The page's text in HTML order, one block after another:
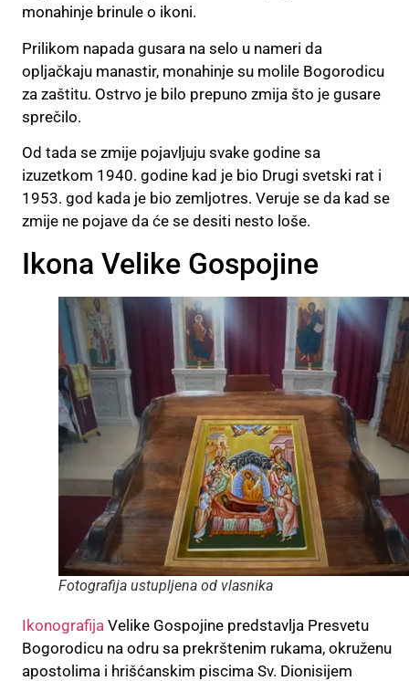
monahinje brinule o ikoni.
Prilikom napada gusara na selo u nameri da
opljačkaju manastir, monahinje su molile Bogorodicu
za zaštitu. Ostrvo je bilo prepuno zmija što je gusare
sprečilo.
Od tada se zmije pojavljuju svake godine sa
izuzetkom 1940. godine kad je bio Drugi svetski rat i
1953. god kada je bio zemljotres. Veruje se da kad se
zmije ne pojave da će se desiti nesto loše.
Ikona Velike Gospojine
Fotografija ustupljena od vlasnika
Ikonografija Velike Gospojine predstavlja Presvetu
Bogorodicu na odru sa prekrštenim rukama, okruženu
apostolima i hrišćanskim piscima Sv. Dionisijem